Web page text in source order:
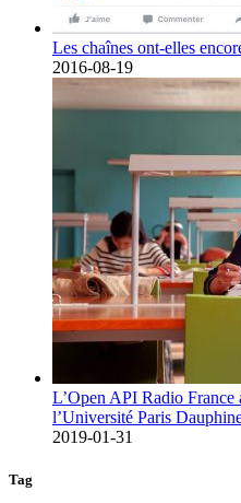
Les chaînes ont-elles
2016-08-19
L’Open API Radio France
l’Université Paris
2019-01-31
Tag